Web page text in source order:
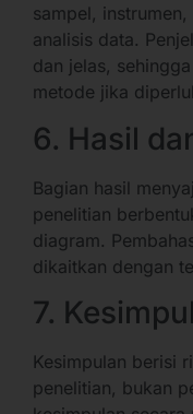
sampel,
analisis data.
dan jelas,
metode jika
6. Hasil
Bagian hasil
penelitian
diagram.
dikaitkan dengan
7.
Kesimpulan berisi
penelitian, bukan